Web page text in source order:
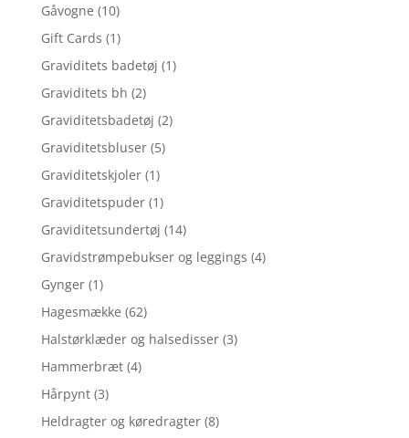
Gåvogne (10)
Gift Cards (1)
Graviditets badetøj (1)
Graviditets bh (2)
Graviditetsbadetøj (2)
Graviditetsbluser (5)
Graviditetskjoler (1)
Graviditetspuder (1)
Graviditetsundertøj (14)
Gravidstrømpebukser og leggings (4)
Gynger (1)
Hagesmække (62)
Halstørklæder og halsedisser (3)
Hammerbræt (4)
Hårpynt (3)
Heldragter og køredragter (8)